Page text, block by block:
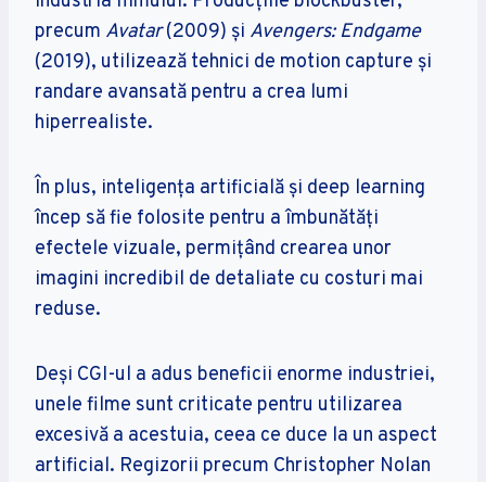
precum Avatar(2009) și Avengers: Endgame
(2019), utilizează tehnici de motion capture și
randare avansată pentru a crea lumi
hiperrealiste.
În plus, inteligența artificială și deep learning
încep să fie folosite pentru a îmbunătăți
efectele vizuale, permițând crearea unor
imagini incredibil de detaliate cu costuri mai
reduse.
Deși CGI-ul a adus beneficii enorme industriei,
unele filme sunt criticate pentru utilizarea
excesivă a acestuia, ceea ce duce la un aspect
artificial. Regizorii precum Christopher Nolan